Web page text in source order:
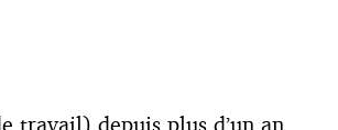
travail) depuis plus d’un an